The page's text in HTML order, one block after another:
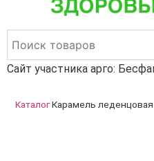
Сайт участника арго:
Каталог Карамель леденцовая